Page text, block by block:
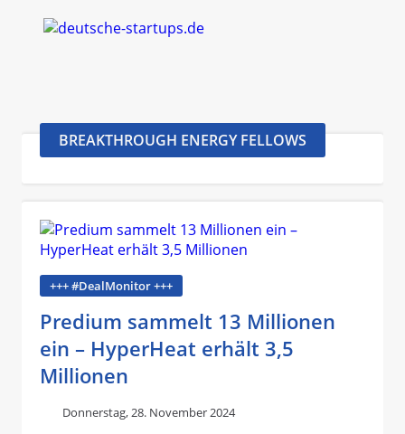
BREAKTHROUGH ENERGY FELLOWS
+++ #DealMonitor +++
Predium sammelt 13 Millionen
ein – HyperHeat erhält 3,5
Millionen
Donnerstag, 28. November 2024